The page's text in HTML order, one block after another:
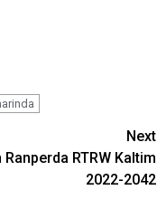
Next
RTRW Kaltim
2022-2042